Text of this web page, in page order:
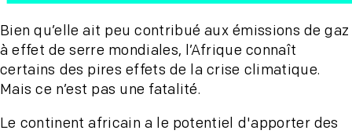
Bien qu’elle ait peu contribué aux émissions de gaz
à effet de serre mondiales, l’Afrique connaît
certains des pires effets de la crise climatique.
Mais ce n’est pas une fatalité.
Le continent africain a le potentiel d'apporter des